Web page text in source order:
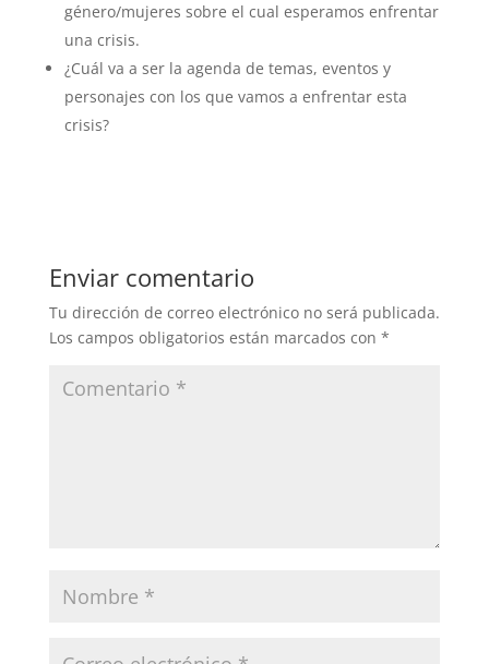
género/mujeres sobre el cual esperamos enfrentar
una crisis.
¿Cuál va a ser la agenda de temas, eventos y
personajes con los que vamos a enfrentar esta
crisis?
Enviar comentario
Tu dirección de correo electrónico no será publicada.
Los campos obligatorios están marcados con *